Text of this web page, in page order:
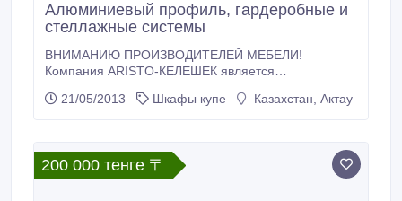
Алюминиевый профиль, гардеробные и
стеллажные системы
ВНИМАНИЮ ПРОИЗВОДИТЕЛЕЙ МЕБЕЛИ!
Компания ARISTO-КЕЛЕШЕК является
выпускаемой под брендом "ARISTO" на территории
гардеробной и стеллажной системы и фасадного
профиля от Российского производителя.
21/05/2013 Шкафы купе Казахстан, Актау
200 000 тенге 〒